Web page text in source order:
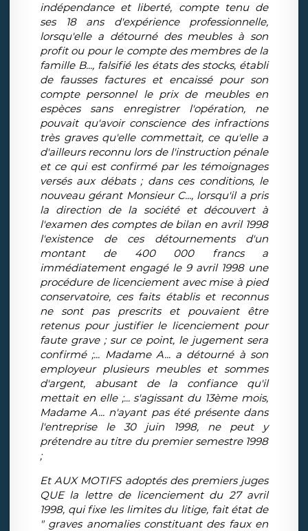
indépendance et liberté, compte tenu de
ses 18 ans d'expérience professionnelle,
lorsqu'elle a détourné des meubles à son
profit ou pour le compte des membres de la
famille B..., falsifié les états des stocks, établi
de fausses factures et encaissé pour son
compte personnel le prix de meubles en
espèces sans enregistrer l'opération, ne
pouvait qu'avoir conscience des infractions
très graves qu'elle commettait, ce qu'elle a
d'ailleurs reconnu lors de l'instruction pénale
et ce qui est confirmé par les témoignages
versés aux débats ; dans ces conditions, le
nouveau gérant Monsieur C..., lorsqu'il a pris
la direction de la société et découvert à
l'examen des comptes de bilan en avril 1998
l'existence de ces détournements d'un
montant de 400 000 francs a
immédiatement engagé le 9 avril 1998 une
procédure de licenciement avec mise à pied
conservatoire, ces faits établis et reconnus
ne sont pas prescrits et pouvaient être
retenus pour justifier le licenciement pour
faute grave ; sur ce point, le jugement sera
confirmé ;... Madame A... a détourné à son
employeur plusieurs meubles et sommes
d'argent, abusant de la confiance qu'il
mettait en elle ;... s'agissant du 13ème mois,
Madame A... n'ayant pas été présente dans
l'entreprise le 30 juin 1998, ne peut y
prétendre au titre du premier semestre 1998
;
Et AUX MOTIFS adoptés des premiers juges
QUE la lettre de licenciement du 27 avril
1998, qui fixe les limites du litige, fait état de
" graves anomalies constituant des faux en